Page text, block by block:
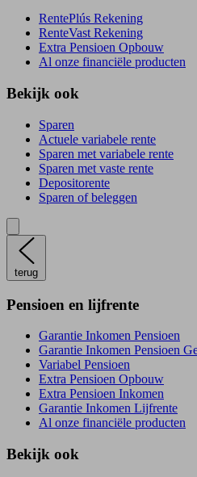
RentePlús Rekening
RenteVast Rekening
Extra Pensioen Opbouw
Al onze financiële producten
Bekijk ook
Sparen
Actuele variabele rente
Sparen met variabele rente
Sparen met vaste rente
Depositorente
Sparen of beleggen
terug
Pensioen en lijfrente
Garantie Inkomen Pensioen
Garantie Inkomen Pensioen
Variabel Pensioen
Extra Pensioen Opbouw
Extra Pensioen Inkomen
Garantie Inkomen Lijfrente
Al onze financiële producten
Bekijk ook